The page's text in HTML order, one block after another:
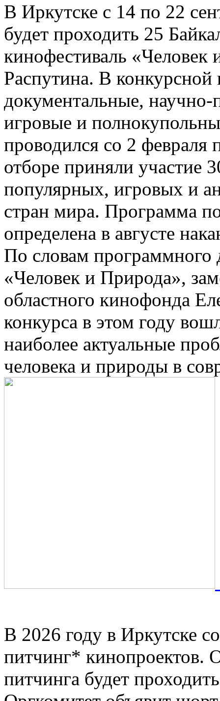
В Иркутске с 14 по 22
будет проходить 25
кинофестиваль
Распутина. В
документальные,
игровые и
проводился со 2
отборе приняли участие
популярных, игровых и
стран мира. Программа
определена в августе
По словам программного
«Человек и Природа»,
областного кинофонда
конкурса в этом году
наиболее актуальные
человека и природы в
В 2026 году в Иркутске
питчинг* кинопроектов.
питчинга будет